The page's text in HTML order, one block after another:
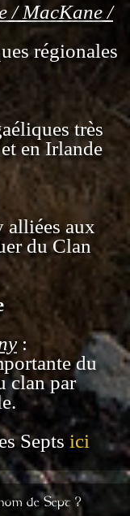
/ MacKane /
régionales
très
en Irlande
alliées aux
du Clan
:
du
clan par
Septs ici
de Sept ?